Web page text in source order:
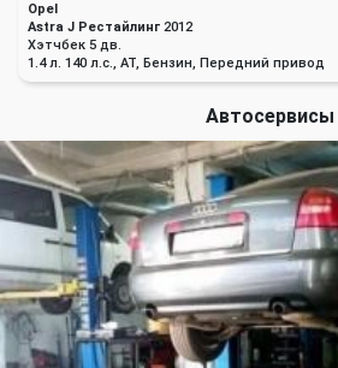
Opel
Astra J Рестайлинг 2012
Хэтчбек 5 дв.
1.4 л. 140 л.с., AT, Бензин, Передний привод
Автосервисы